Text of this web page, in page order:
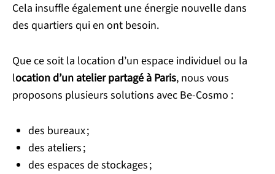
Cela insuffle également une énergie nouvelle dans
des quartiers qui en ont besoin.
Que ce soit la location d’un espace individuel ou la
location d’un atelier partagé à Paris, nous vous
proposons plusieurs solutions avec Be-Cosmo :
des bureaux ;
des ateliers ;
des espaces de stockages ;